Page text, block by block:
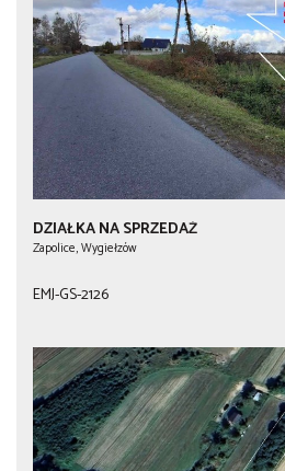
DZIAŁKA NA SPRZEDAŻ
Zapolice, Wygiełzów
EMJ-GS-2126